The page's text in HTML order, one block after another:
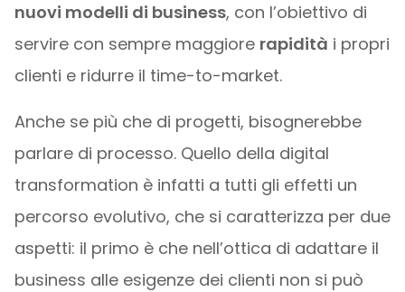
nuovi modelli di business, con l’obiettivo di
servire con sempre maggiore rapidità i propri
clienti e ridurre il time-to-market.
Anche se più che di progetti, bisognerebbe
parlare di processo. Quello della digital
transformation è infatti a tutti gli effetti un
percorso evolutivo, che si caratterizza per due
aspetti: il primo è che nell’ottica di adattare il
business alle esigenze dei clienti non si può